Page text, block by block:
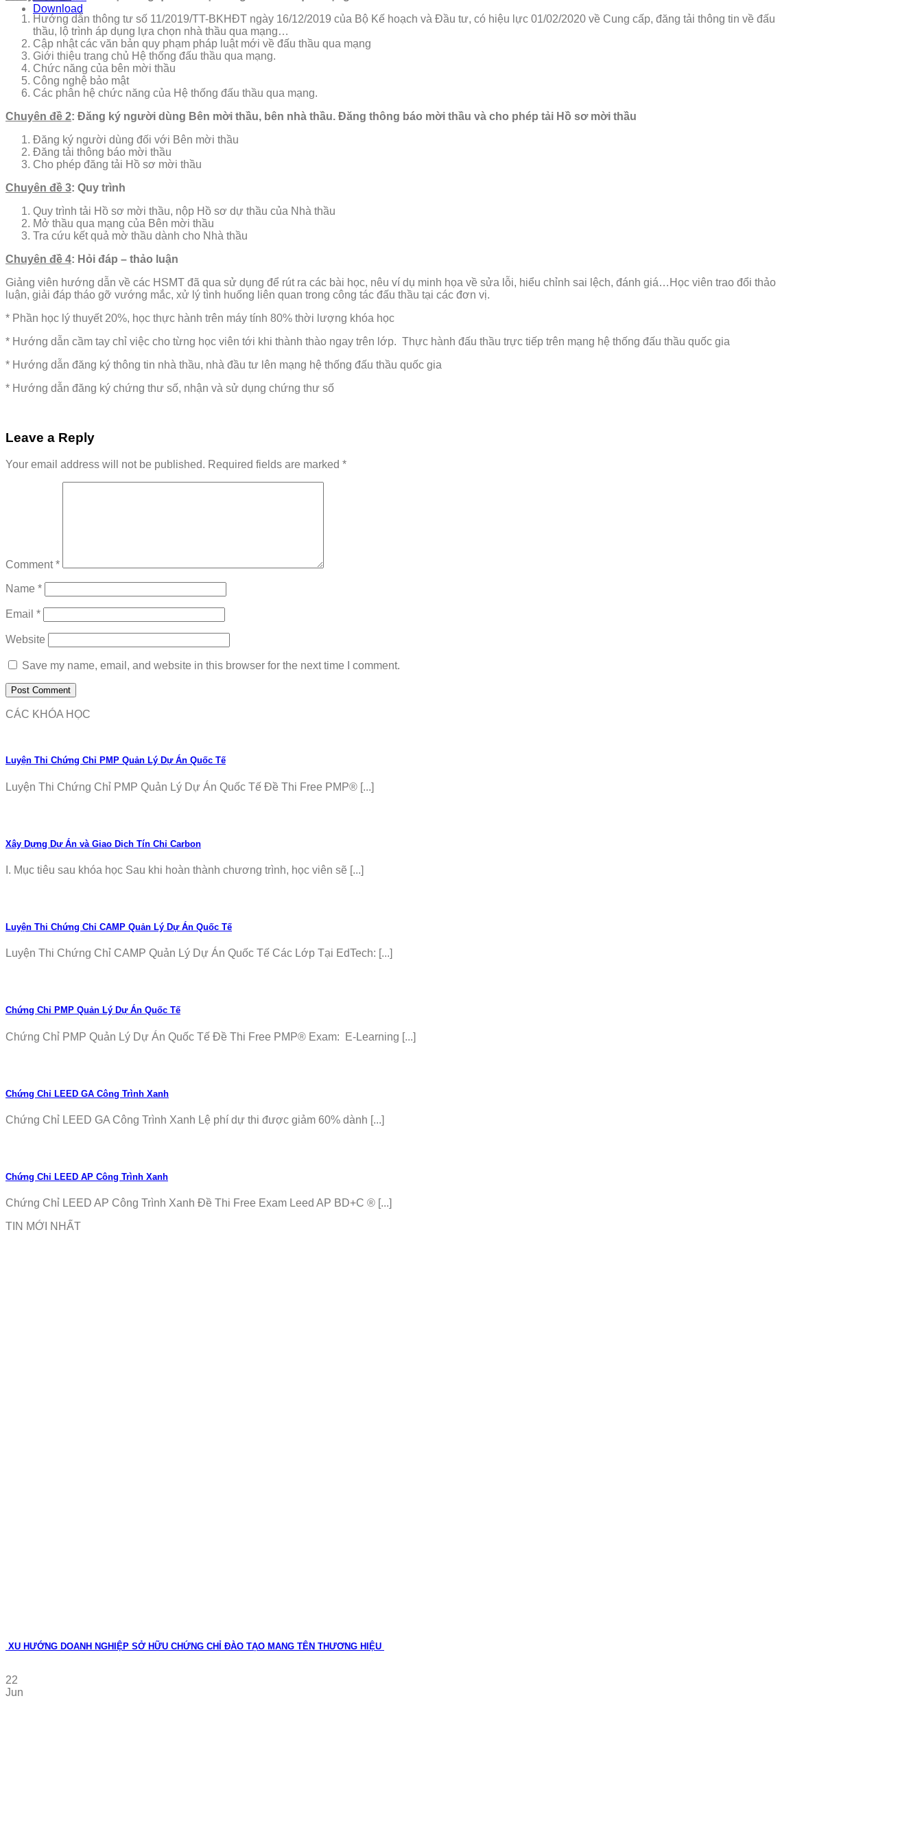
Download
Hướng dẫn thông tư số 11/2019/TT-BKHĐT ngày 16/12/2019 của Bộ Kế hoạch và Đầu tư, có hiệu lực 01/02/2020 về Cung cấp, đăng tải thông tin về đấu
thầu, lộ trình áp dụng lựa chọn nhà thầu qua mạng…
Cập nhật các văn bản quy phạm pháp luật mới về đấu thầu qua mạng
Giới thiệu trang chủ Hệ thống đấu thầu qua mạng.
Chức năng của bên mời thầu
Công nghệ bảo mật
Các phân hệ chức năng của Hệ thống đấu thầu qua mạng.
Chuyên đề 2: Đăng ký người dùng Bên mời thầu, bên nhà thầu. Đăng thông báo mời thầu và cho phép tải Hồ sơ mời thầu
Đăng ký người dùng đối với Bên mời thầu
Đăng tải thông báo mời thầu
Cho phép đăng tải Hồ sơ mời thầu
Chuyên đề 3: Quy trình
Quy trình tải Hồ sơ mời thầu, nộp Hồ sơ dự thầu của Nhà thầu
Mở thầu qua mạng của Bên mời thầu
Tra cứu kết quả mờ thầu dành cho Nhà thầu
Chuyên đề 4: Hỏi đáp – thảo luận
Giảng viên hướng dẫn về các HSMT đã qua sử dụng để rút ra các bài học, nêu ví dụ minh họa về sửa lỗi, hiểu chỉnh sai lệch, đánh giá…Học viên trao đổi thảo
luận, giải đáp tháo gỡ vướng mắc, xử lý tình huống liên quan trong công tác đấu thầu tại các đơn vị.
* Phần học lý thuyết 20%, học thực hành trên máy tính 80% thời lượng khóa học
* Hướng dẫn cầm tay chỉ việc cho từng học viên tới khi thành thào ngay trên lớp. Thực hành đấu thầu trực tiếp trên mạng hệ thống đấu thầu quốc gia
* Hướng dẫn đăng ký thông tin nhà thầu, nhà đầu tư lên mạng hệ thống đấu thầu quốc gia
* Hướng dẫn đăng ký chứng thư số, nhận và sử dụng chứng thư số
Leave a Reply
Your email address will not be published. Required fields are marked *
Comment*
Name *
Email *
Website
Save my name, email, and website in this browser for the next time I comment.
CÁC KHÓA HỌC
Luyện Thi Chứng Chỉ PMP Quản Lý Dự Án Quốc Tế
Luyện Thi Chứng Chỉ PMP Quản Lý Dự Án Quốc Tế Đề Thi Free PMP® [...]
Xây Dựng Dự Án và Giao Dịch Tín Chỉ Carbon
I. Mục tiêu sau khóa học Sau khi hoàn thành chương trình, học viên sẽ [...]
Luyện Thi Chứng Chỉ CAMP Quản Lý Dự Án Quốc Tế
Luyện Thi Chứng Chỉ CAMP Quản Lý Dự Án Quốc Tế Các Lớp Tại EdTech: [...]
Chứng Chỉ PMP Quản Lý Dự Án Quốc Tế
Chứng Chỉ PMP Quản Lý Dự Án Quốc Tế Đề Thi Free PMP® Exam: E-Learning [...]
Chứng Chỉ LEED GA Công Trình Xanh
Chứng Chỉ LEED GA Công Trình Xanh Lệ phí dự thi được giảm 60% dành [...]
Chứng Chỉ LEED AP Công Trình Xanh
Chứng Chỉ LEED AP Công Trình Xanh Đề Thi Free Exam Leed AP BD+C ® [...]
TIN MỚI NHẤT
XU HƯỚNG DOANH NGHIỆP SỞ HỮU CHỨNG CHỈ ĐÀO TẠO MANG TÊN THƯƠNG HIỆU
22
Jun